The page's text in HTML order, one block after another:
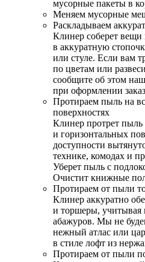
мусорные пакеты в
Меняем мусорные
Раскладываем
Клинер соберет
в аккуратную
или стуле. Если вам
по цветам или
сообщите об этом
при оформлении
Протираем пыль на
поверхностях
Клинер протрет пыль
и горизонтальных
доступности
технике, комодах и
Уберет пыль с
Очистит книжные
Протираем от пыли
Клинер аккуратно
и торшеры, учитывая
абажуров. Мы не
нежный атлас или
в стиле лофт из
Протираем от пыли